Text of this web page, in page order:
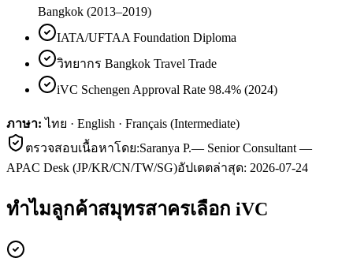
Bangkok (2013–2019)
IATA/UFTAA Foundation Diploma
วิทยากร Bangkok Travel Trade
iVC Schengen Approval Rate 98.4% (2024)
ภาษา: ไทย · English · Français (Intermediate)
ตรวจสอบเนื้อหาโดย:Saranya P.— Senior Consultant —
APAC Desk (JP/KR/CN/TW/SG)อัปเดตล่าสุด: 2026-07-24
ทำไมลูกค้าสมุทรสาครเลือก iVC